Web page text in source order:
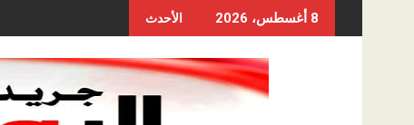
to
8 أغسطس، 2026 الأحدث